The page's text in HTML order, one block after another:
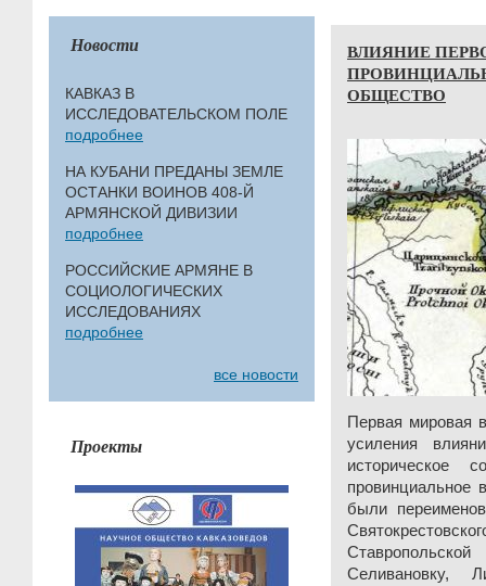
Новости
КАВКАЗ В
ИССЛЕДОВАТЕЛЬСКОМ ПОЛЕ
подробнее
НА КУБАНИ ПРЕДАНЫ ЗЕМЛЕ
ОСТАНКИ ВОИНОВ 408-Й
АРМЯНСКОЙ ДИВИЗИИ
подробнее
РОССИЙСКИЕ АРМЯНЕ В
СОЦИОЛОГИЧЕСКИХ
ИССЛЕДОВАНИЯХ
подробнее
все новости
Проекты
ВЛИЯНИЕ
ОБЩЕСТВО
Первая мировая
усиления
провинциальное
были
Селивановку,